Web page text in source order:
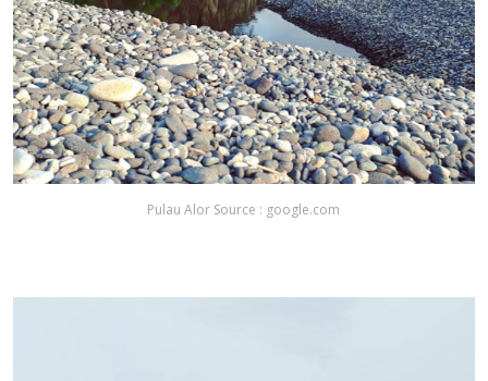
Pulau Alor Source : google.com